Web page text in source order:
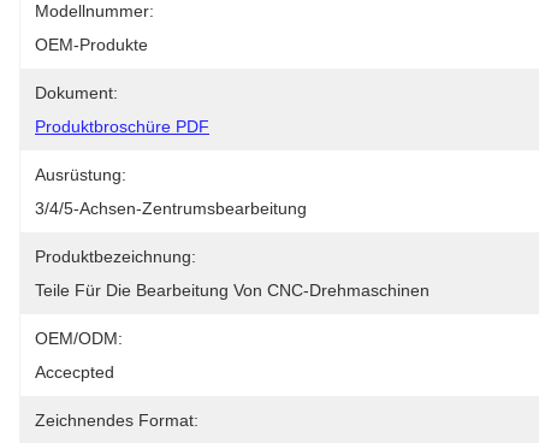
Modellnummer:
OEM-Produkte
Dokument:
Produktbroschüre PDF
Ausrüstung:
3/4/5-Achsen-Zentrumsbearbeitung
Produktbezeichnung:
Teile Für Die Bearbeitung Von CNC-Drehmaschinen
OEM/ODM:
Accecpted
Zeichnendes Format: